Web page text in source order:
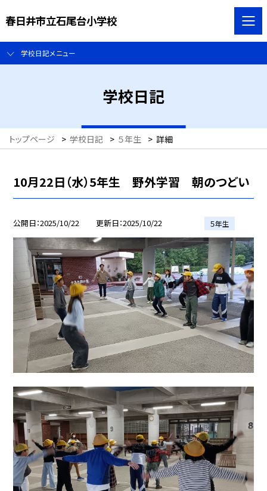
春日井市立石尾台小学校
学校日記メニュー
学校日記
トップページ > 学校日記 > ５年生 > 詳細
10月22日（水）5年生 野外学習 朝のつどい
公開日 2025/10/22 更新日 2025/10/22 ５年生